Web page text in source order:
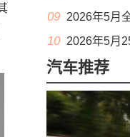
09 2026年5月全
10 2026年5月25-
汽车推荐